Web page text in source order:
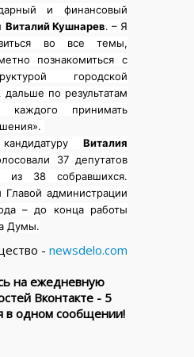
и финансовый
Виталий Кушнарев. – Я
во все темы,
познакомиться с
городской
по результатам
каждого принимать
Виталия
37 депутатов
из 38 собравшихся.
администрации
– до конца работы
Думы.
- newsdelo.com
на ежедневную
Вконтакте - 5
в одном сообщении!